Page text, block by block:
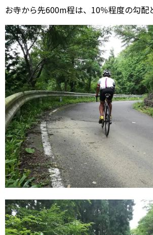
お寺から先600m程は、10％程度の勾配